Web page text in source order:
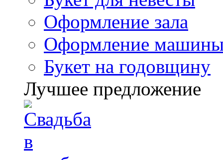
Оформление зала
Оформление
Букет на годовщину
Лучшее предложение